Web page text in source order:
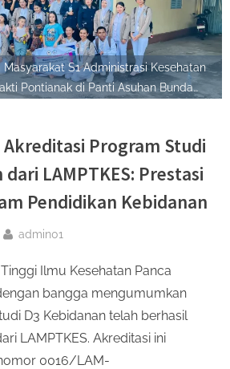
S1 Administrasi Kesehatan
Pontianak di Panti Asuhan Bunda
Akreditasi Program Studi
LAMPTKES: Prestasi
Pendidikan Kebidanan
By
admin01
Ilmu Kesehatan Panca
bangga mengumumkan
D3 Kebidanan telah berhasil
LAMPTKES. Akreditasi ini
0016/LAM-